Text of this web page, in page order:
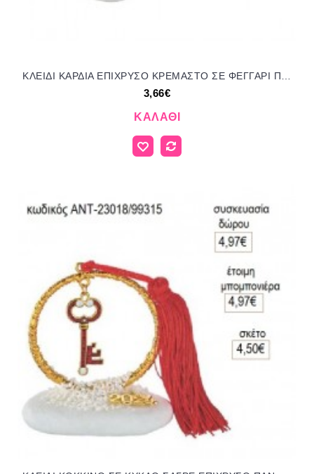
3,66€
ΚΑΛΆΘΙ